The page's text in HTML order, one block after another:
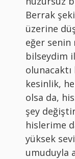
Berrak
üzerine
eğer senin
bilseydim
kesinlik,
olsa da,
şey
hislerime
yüksek
umuduyla